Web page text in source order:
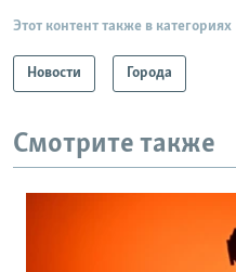
Этот контент также в категориях
Новости Города
Смотрите также